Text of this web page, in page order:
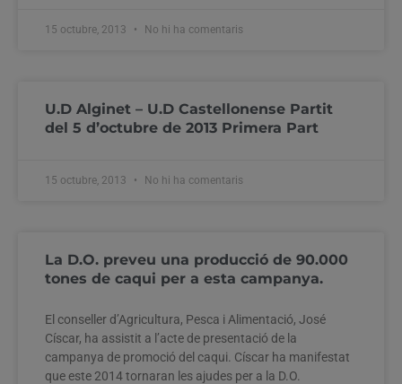
15 octubre, 2013 No hi ha comentaris
U.D Alginet – U.D Castellonense Partit
del 5 d’octubre de 2013 Primera Part
15 octubre, 2013 No hi ha comentaris
La D.O. preveu una producció de 90.000
tones de caqui per a esta campanya.
El conseller d’Agricultura, Pesca i Alimentació, José
Císcar, ha assistit a l’acte de presentació de la
campanya de promoció del caqui. Císcar ha manifestat
que este 2014 tornaran les ajudes per a la D.O.